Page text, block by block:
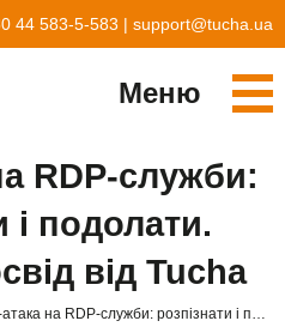
44 583-5-583 | support@tucha.ua
Меню
RDP-служби:
і подолати.
від Tucha
на RDP-служби: розпізнати і подолати. Успішний досвід від Tucha